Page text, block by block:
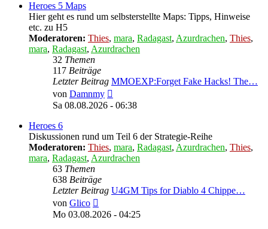
Heroes 5 Maps
Hier geht es rund um selbsterstellte Maps: Tipps, Hinweise
etc. zu H5
Moderatoren: Thies, mara, Radagast, Azurdrachen, Thies,
mara, Radagast, Azurdrachen
32 Themen
117 Beiträge
Letzter Beitrag MMOEXP:Forget Fake Hacks! The…
von Damnmy
Beitrag
Sa 08.08.2026 - 06:38
Heroes 6
Diskussionen rund um Teil 6 der Strategie-Reihe
Moderatoren: Thies, mara, Radagast, Azurdrachen, Thies,
mara, Radagast, Azurdrachen
63 Themen
638 Beiträge
Letzter Beitrag U4GM Tips for Diablo 4 Chippe…
von Glico
Beitrag
Mo 03.08.2026 - 04:25